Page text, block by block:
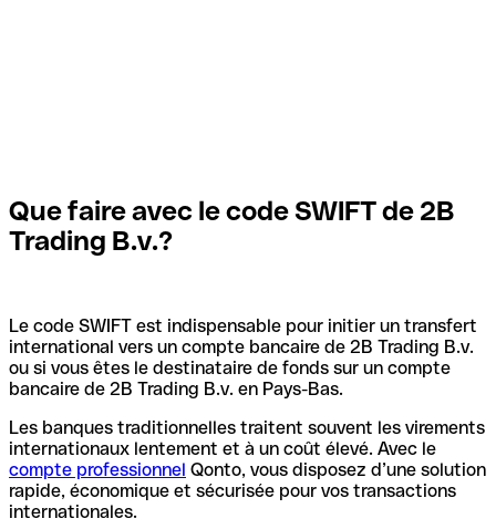
Que faire avec le code SWIFT de 2B
Trading B.v.?
Le code SWIFT est indispensable pour initier un transfert
international vers un compte bancaire de 2B Trading B.v.
ou si vous êtes le destinataire de fonds sur un compte
bancaire de 2B Trading B.v. en Pays-Bas.
Les banques traditionnelles traitent souvent les virements
internationaux lentement et à un coût élevé. Avec le
compte professionnel Qonto, vous disposez d’une solution
rapide, économique et sécurisée pour vos transactions
internationales.